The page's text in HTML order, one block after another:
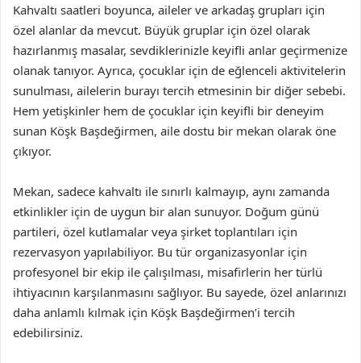
Kahvaltı saatleri boyunca, aileler ve arkadaş grupları için
özel alanlar da mevcut. Büyük gruplar için özel olarak
hazırlanmış masalar, sevdiklerinizle keyifli anlar geçirmenize
olanak tanıyor. Ayrıca, çocuklar için de eğlenceli aktivitelerin
sunulması, ailelerin burayı tercih etmesinin bir diğer sebebi.
Hem yetişkinler hem de çocuklar için keyifli bir deneyim
sunan Köşk Başdeğirmen, aile dostu bir mekan olarak öne
çıkıyor.
Mekan, sadece kahvaltı ile sınırlı kalmayıp, aynı zamanda
etkinlikler için de uygun bir alan sunuyor. Doğum günü
partileri, özel kutlamalar veya şirket toplantıları için
rezervasyon yapılabiliyor. Bu tür organizasyonlar için
profesyonel bir ekip ile çalışılması, misafirlerin her türlü
ihtiyacının karşılanmasını sağlıyor. Bu sayede, özel anlarınızı
daha anlamlı kılmak için Köşk Başdeğirmen’i tercih
edebilirsiniz.